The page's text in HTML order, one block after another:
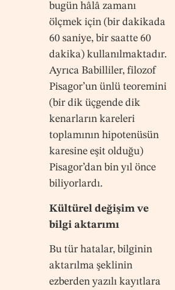
bugün hâlâ zamanı
ölçmek için (bir dakikada
60 saniye, bir saatte 60
dakika) kullanılmaktadır.
Ayrıca Babilliler, filozof
Pisagor’un ünlü teoremini
(bir dik üçgende dik
kenarların kareleri
toplamının hipotenüsün
karesine eşit olduğu)
Pisagor’dan bin yıl önce
biliyorlardı.
Kültürel değişim ve
bilgi aktarımı
Bu tür hatalar, bilginin
aktarılma şeklinin
ezberden yazılı kayıtlara